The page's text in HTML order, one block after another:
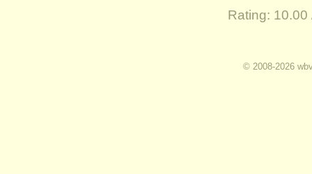
Rating: 10.00
© 2008-2026